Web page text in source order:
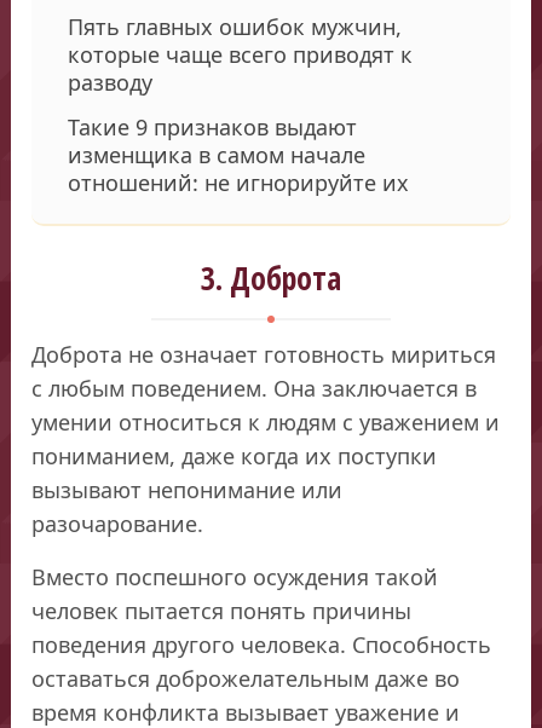
Пять главных ошибок мужчин,
которые чаще всего приводят к
разводу
Такие 9 признаков выдают
изменщика в самом начале
отношений: не игнорируйте их
3. Доброта
Доброта не означает готовность мириться
с любым поведением. Она заключается в
умении относиться к людям с уважением и
пониманием, даже когда их поступки
вызывают непонимание или
разочарование.
Вместо поспешного осуждения такой
человек пытается понять причины
поведения другого человека. Способность
оставаться доброжелательным даже во
время конфликта вызывает уважение и